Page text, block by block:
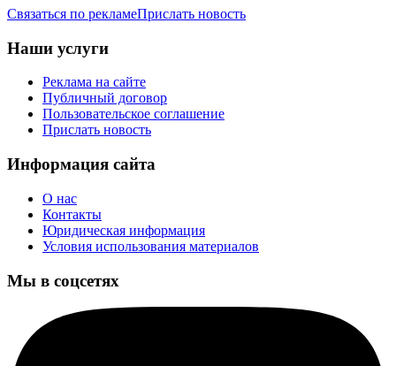
Связаться по рекламеПрислать новость
Наши услуги
Реклама на сайте
Публичный договор
Пользовательское соглашение
Прислать новость
Информация сайта
О нас
Контакты
Юридическая информация
Условия использования материалов
Мы в соцсетях